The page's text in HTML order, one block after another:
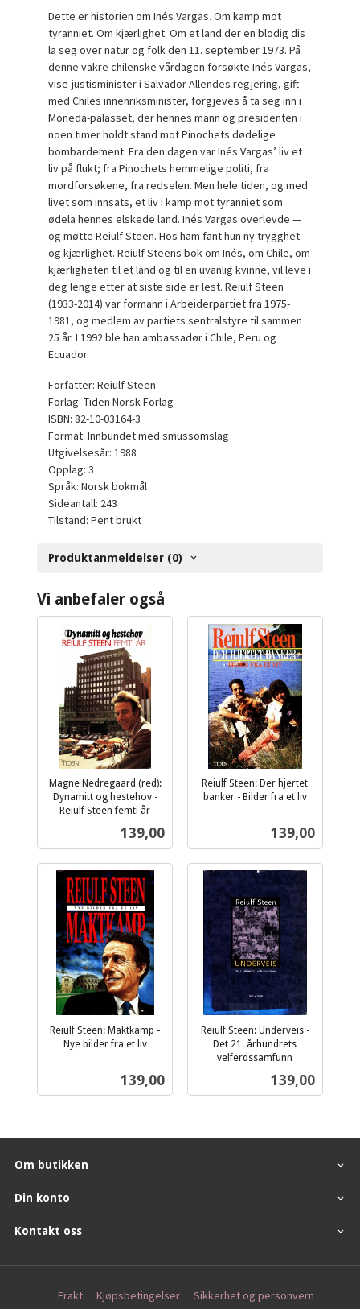
Dette er historien om Inés Vargas. Om kamp mot
tyranniet. Om kjærlighet. Om et land der en blodig dis
la seg over natur og folk den 11. september 1973. På
denne vakre chilenske vårdagen forsøkte Inés Vargas,
vise-justisminister i Salvador Allendes regjering, gift
med Chiles innenriksminister, forgjeves å ta seg inn i
Moneda-palasset, der hennes mann og presidenten i
noen timer holdt stand mot Pinochets dødelige
bombardement. Fra den dagen var Inés Vargas’ liv et
liv på flukt; fra Pinochets hemmelige politi, fra
mordforsøkene, fra redselen. Men hele tiden, og med
livet som innsats, et liv i kamp mot tyranniet som
ødela hennes elskede land. Inés Vargas overlevde —
og møtte Reiulf Steen. Hos ham fant hun ny trygghet
og kjærlighet. Reiulf Steens bok om Inés, om Chile, om
kjærligheten til et land og til en uvanlig kvinne, vil leve i
deg lenge etter at siste side er lest. Reiulf Steen
(1933-2014) var formann i Arbeiderpartiet fra 1975-
1981, og medlem av partiets sentralstyre til sammen
25 år. I 1992 ble han ambassadør i Chile, Peru og
Ecuador.
Forfatter: Reiulf Steen
Forlag: Tiden Norsk Forlag
ISBN: 82-10-03164-3
Format: Innbundet med smussomslag
Utgivelsesår: 1988
Opplag: 3
Språk: Norsk bokmål
Sideantall: 243
Tilstand: Pent brukt
Produktanmeldelser (0)
Vi anbefaler også
Magne Nedregaard (red):
Dynamitt og hestehov -
Reiulf Steen femti år
Pris
139,00
Reiulf Steen: Der hjertet
banker - Bilder fra et liv
Pris
139,00
Reiulf Steen: Maktkamp -
Nye bilder fra et liv
Pris
139,00
Reiulf Steen: Underveis -
Det 21. århundrets
velferdssamfunn
Pris
139,00
Om butikken
Din konto
Kontakt oss
Frakt Kjøpsbetingelser Sikkerhet og personvern